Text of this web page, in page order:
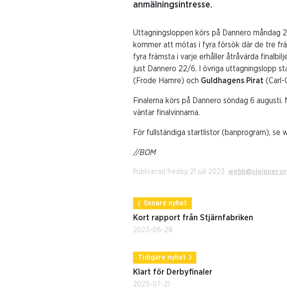
anmälningsintresse.
Uttagningsloppen körs på Dannero måndag
kommer att mötas i fyra försök där de tre
fyra främsta i varje erhåller åtråvärda
just Dannero 22/6. I övriga uttagningslopp
(Frode Hamre) och Guldhagens Pirat (Carl-
Finalerna körs på Dannero söndag 6
väntar finalvinnarna.
För fullständiga startlistor (banprogram), se
//BOM
Publicerad fredag 21 juli 2023.
Senare nyhet
Kort rapport från Stjärnfabriken
2023-08-28
Tidigare nyhet
Klart för Derbyfinaler
2023-07-21